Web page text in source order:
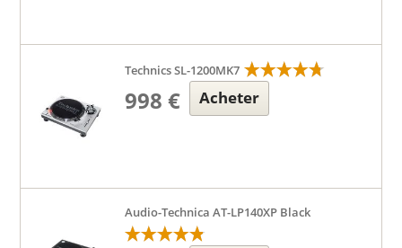
Technics SL-1200MK7
998 € Acheter
Audio-Technica AT-LP140XP Black